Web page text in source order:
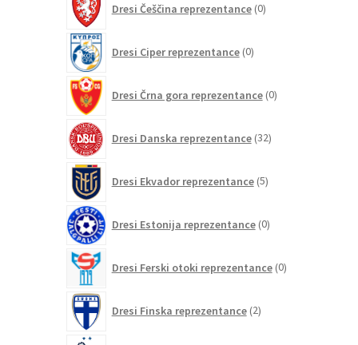
Dresi Češčina reprezentance 0izdelkov
Dresi Ciper reprezentance 0izdelkov
Dresi Črna gora reprezentance 0izdelkov
Dresi Danska reprezentance 32izdelkov
Dresi Ekvador reprezentance 5izdelkov
Dresi Estonija reprezentance 0izdelkov
Dresi Ferski otoki reprezentance 0izdelkov
Dresi Finska reprezentance 2izdelka